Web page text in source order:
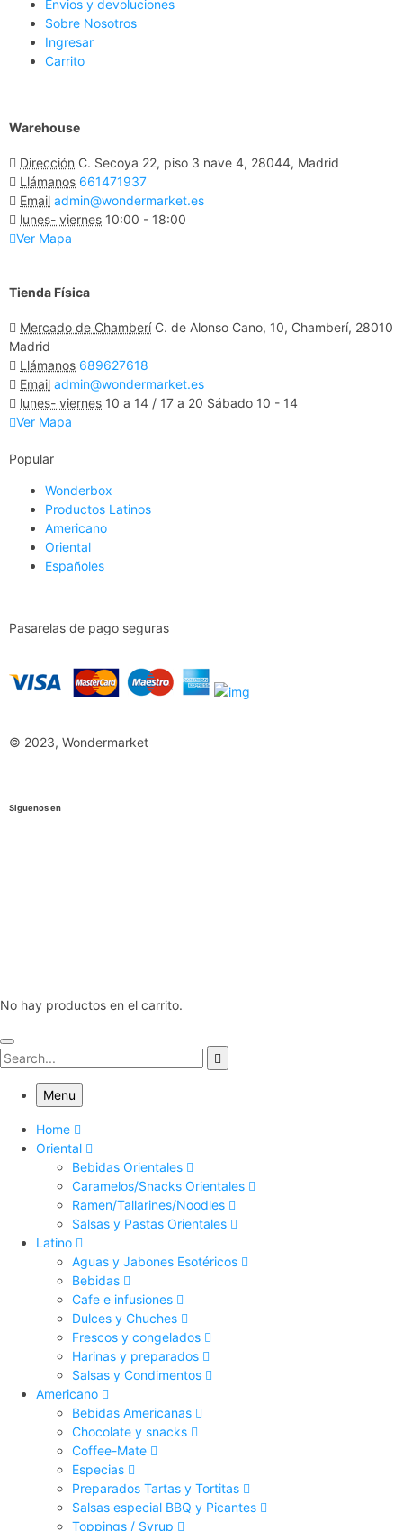
Envios y devoluciones
Sobre Nosotros
Ingresar
Carrito
Warehouse
Dirección C. Secoya 22, piso 3 nave 4, 28044, Madrid
Llámanos 661471937
Email admin@wondermarket.es
lunes- viernes 10:00 - 18:00
Ver Mapa
Tienda Física
Mercado de Chamberí C. de Alonso Cano, 10, Chamberí, 28010
Madrid
Llámanos 689627618
Email admin@wondermarket.es
lunes- viernes 10 a 14 / 17 a 20 Sábado 10 - 14
Ver Mapa
Popular
Wonderbox
Productos Latinos
Americano
Oriental
Españoles
Pasarelas de pago seguras
© 2023, Wondermarket
Siguenos en
No hay productos en el carrito.
Menu
Home
Oriental
Bebidas Orientales
Caramelos/Snacks Orientales
Ramen/Tallarines/Noodles
Salsas y Pastas Orientales
Latino
Aguas y Jabones Esotéricos
Bebidas
Cafe e infusiones
Dulces y Chuches
Frescos y congelados
Harinas y preparados
Salsas y Condimentos
Americano
Bebidas Americanas
Chocolate y snacks
Coffee-Mate
Especias
Preparados Tartas y Tortitas
Salsas especial BBQ y Picantes
Toppings / Syrup